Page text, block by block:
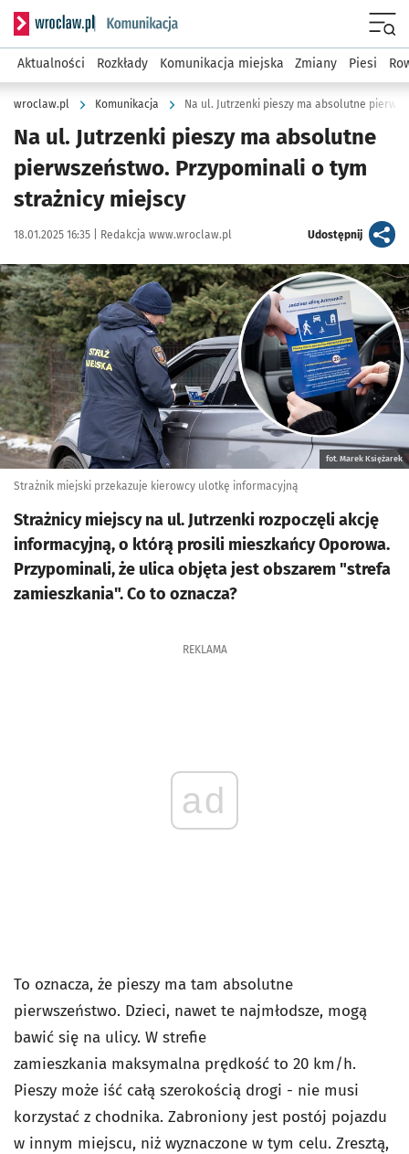
Serwis informacyjny wroclaw.pl podserwis: Komunikacja
Aktualności Rozkłady Komunikacja miejska Zmiany Piesi
wroclaw.pl Komunikacja Na ul. Jutrzenki pieszy ma absolutne
Na ul. Jutrzenki pieszy ma absolutne
pierwszeństwo. Przypominali o tym
strażnicy miejscy
Data publikacji:
18.01.2025 16:35 | Autor:
Redakcja www.wroclaw.pl Udostępnijartykuł
Kliknij, aby powiększyć
fot. Marek Księżarek
Strażnik miejski przekazuje kierowcy ulotkę informacyjną
Strażnicy miejscy na ul. Jutrzenki rozpoczęli akcję
informacyjną, o którą prosili mieszkańcy Oporowa.
Przypominali, że ulica objęta jest obszarem "strefa
zamieszkania". Co to oznacza?
REKLAMA
ad
To oznacza, że pieszy ma tam absolutne
pierwszeństwo. Dzieci, nawet te najmłodsze, mogą
bawić się na ulicy. W strefie
zamieszkania maksymalna prędkość to 20 km/h.
Pieszy może iść całą szerokością drogi - nie musi
korzystać z chodnika. Zabroniony jest postój pojazdu
w innym miejscu, niż wyznaczone w tym celu. Zresztą,